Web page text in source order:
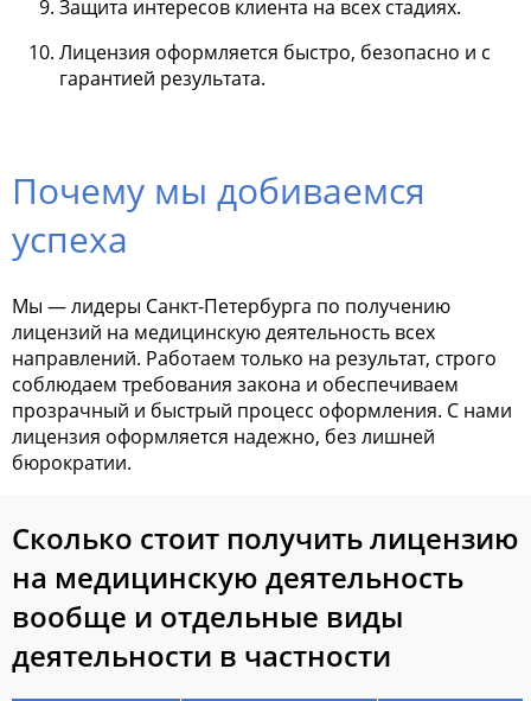
Защита интересов клиента на всех стадиях.
Лицензия оформляется быстро, безопасно и с
гарантией результата.
Почему мы добиваемся
успеха
Мы — лидеры Санкт-Петербурга по получению
лицензий на медицинскую деятельность всех
направлений. Работаем только на результат, строго
соблюдаем требования закона и обеспечиваем
прозрачный и быстрый процесс оформления. С нами
лицензия оформляется надежно, без лишней
бюрократии.
Сколько стоит получить лицензию
на медицинскую деятельность
вообще и отдельные виды
деятельности в частности